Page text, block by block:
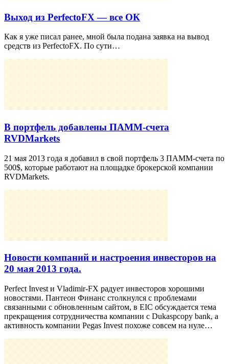
Выход из PerfectoFX — все ОК
Как я уже писал ранее, мной была подана заявка на вывод
средств из PerfectoFX. По сути…
В портфель добавлены ПАММ-счета
RVDMarkets
21 мая 2013 года я добавил в свой портфель 3 ПАММ-счета по
500$, которые работают на площадке брокерской компании
RVDMarkets.
Новости компаний и настроения инвесторов на
20 мая 2013 года.
Perfect Invest и Vladimir-FX радует инвесторов хорошими
новостями. Пантеон Финанс столкнулся с проблемами
связанными с обновленным сайтом, в EIC обсуждается тема
прекращения сотрудничества компании с Dukaspcopy bank, а
активность компании Pegas Invest похоже совсем на нуле…